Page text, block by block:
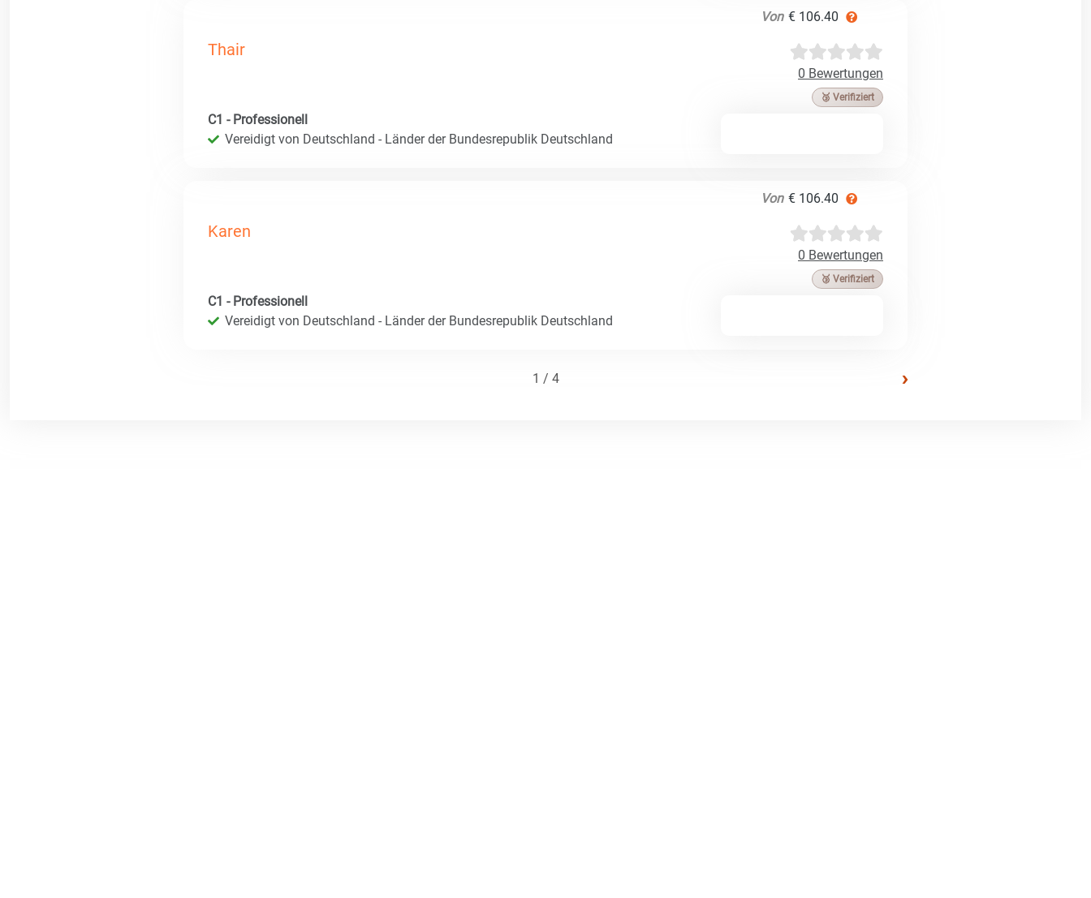
Von € 106.40
Thair
0 Bewertungen
🥉 Verifiziert
C1 - Professionell
Vereidigt von Deutschland - Länder der Bundesrepublik Deutschland
Von € 106.40
Karen
0 Bewertungen
🥉 Verifiziert
C1 - Professionell
Vereidigt von Deutschland - Länder der Bundesrepublik Deutschland
1 / 4 ›